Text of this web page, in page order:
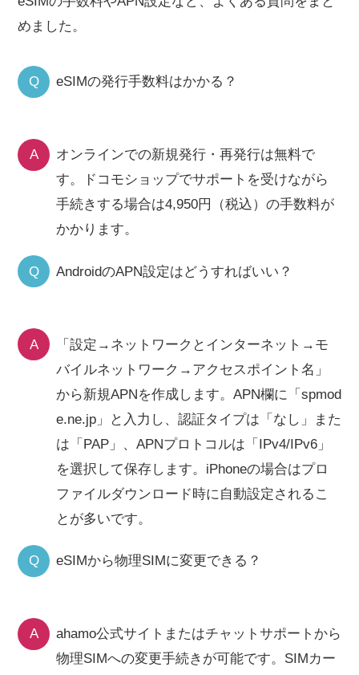
めました。
Q eSIMの発行手数料はかかる？
A
オンラインでの新規発行・再発行は無料で
す。ドコモショップでサポートを受けながら
手続きする場合は4,950円（税込）の手数料が
かかります。
Q AndroidのAPN設定はどうすればいい？
A
「設定→ネットワークとインターネット→モ
バイルネットワーク→アクセスポイント名」
から新規APNを作成します。APN欄に「spmod
e.ne.jp」と入力し、認証タイプは「なし」また
は「PAP」、APNプロトコルは「IPv4/IPv6」
を選択して保存します。iPhoneの場合はプロ
ファイルダウンロード時に自動設定されるこ
とが多いです。
Q eSIMから物理SIMに変更できる？
A
ahamo公式サイトまたはチャットサポートから
物理SIMへの変更手続きが可能です。SIMカー